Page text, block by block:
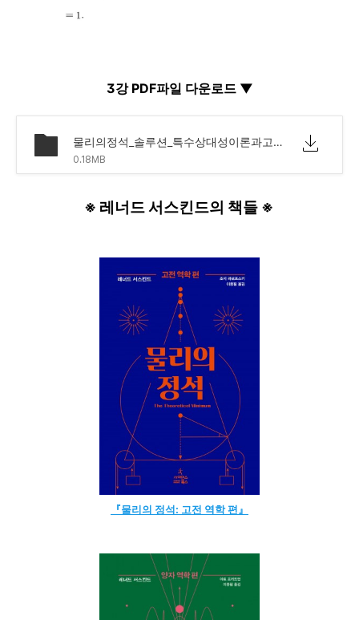
3강 PDF파일 다운로드 ▼
물리의정석_솔루션_특수상대성이론과고전장론편_3강.pdf
0.18MB
※ 레너드 서스킨드의 책들 ※
『물리의 정석: 고전 역학 편』